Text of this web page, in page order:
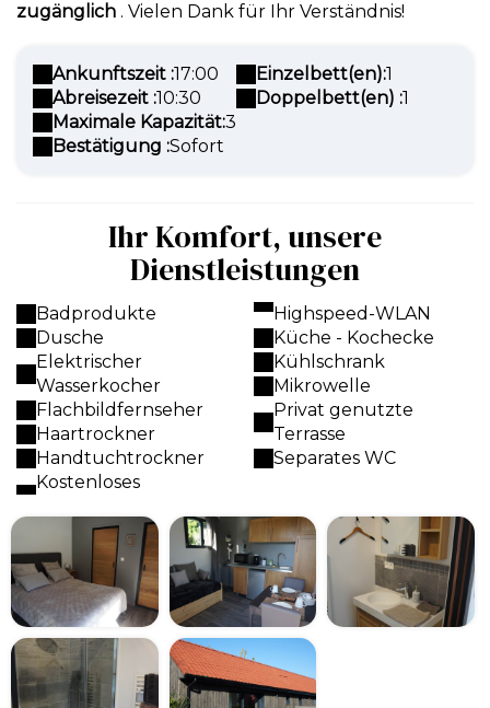
zugänglich . Vielen Dank für Ihr Verständnis!
Ankunftszeit :17:00
Abreisezeit :10:30
Maximale Kapazität:3
Bestätigung :Sofort
Einzelbett(en):1
Doppelbett(en) :1
Ihr Komfort, unsere
Dienstleistungen
Badprodukte
Dusche
Elektrischer
Wasserkocher
Flachbildfernseher
Haartrockner
Handtuchtrockner
Kostenloses
Highspeed-WLAN
Küche - Kochecke
Kühlschrank
Mikrowelle
Privat genutzte
Terrasse
Separates WC